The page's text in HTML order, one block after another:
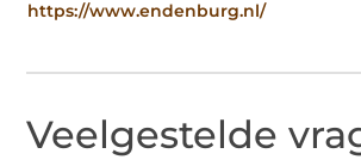
https://www.endenburg.nl/
Veelgestelde